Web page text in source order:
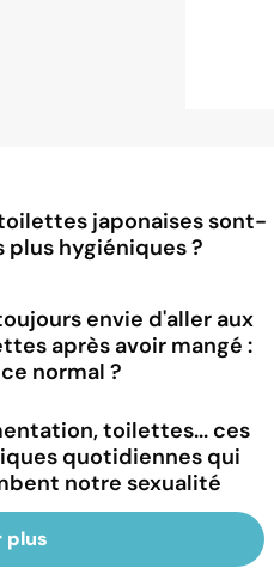
japonaises sont-
plus hygiéniques ?
envie d'aller aux
après avoir mangé :
normal ?
toilettes... ces
quotidiennes qui
notre sexualité
plus